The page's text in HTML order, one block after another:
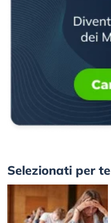
Selezionati per te